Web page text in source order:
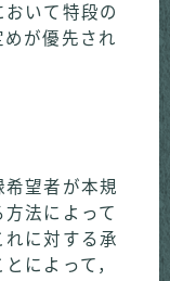
いて特段の
が優先され
望者が本規
法によって
に対する承
によって，